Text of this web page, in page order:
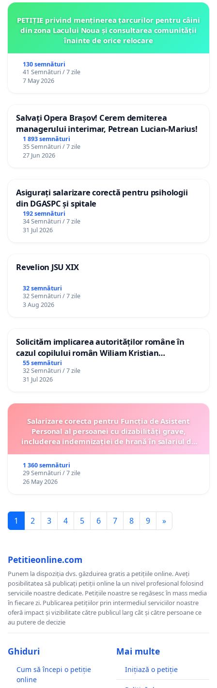
PETIȚIE privind menținerea țarcurilor pentru câini
din zona Lacului Noua și consultarea comunității
înainte de orice relocare
130 semnături
41 Semnături / 7 zile
7 May 2026
Salvați Opera Brașov! Cerem demiterea
managerului interimar, Petrean Lucian-Marius!
1 893 semnături
35 Semnături / 7 zile
27 Jun 2026
Asigurați salarizare corectă pentru psihologii
din DGASPC și spitale
192 semnături
34 Semnături / 7 zile
31 Jul 2026
Revelion JSU XIX
32 semnături
32 Semnături / 7 zile
3 Aug 2026
Solicităm implicarea autorităților române în
cazul copilului român Wiliam Kristian
Gheorghe, aflat în plasament în Danemarca de
12 ani
55 semnături
32 Semnături / 7 zile
31 Jul 2026
Salarizare corecta pentru Funcția de Asistent
Personal al persoanei cu dizabilități grave,
includerea indemnizației de hrană în salariul de
1 360 semnături
29 Semnături / 7 zile
26 May 2026
1 2 3 4 5 6 7 8 9 »
Petitieonline.com
Punem la dispoziția dvs. găzduirea gratis a petițiile online. Aveți
posibilitatea să publicați petiții online la un nivel profesional folosind
serviciile noastre dedicate. Petițiile noastre se regăsesc în mass media
în fiecare zi. Publicarea petițiilor prin intermediul serviciilor noastre
oferă impact și vizibilitate către publicul larg cât și către persoane ce
au putere de decizie
Ghiduri
Cum să începi o petiție
online
Mai multe
Inițiază o petiție